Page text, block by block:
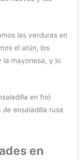
las verduras en
el atún, los
la mayonesa, y lo
en frió
ensaladilla rusa
en